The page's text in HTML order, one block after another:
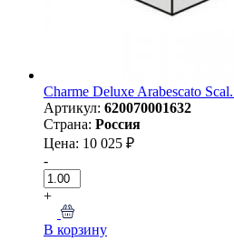
Charme Deluxe Arabescato
Артикул: 620070001632
Страна: Россия
Цена: 10 025 ₽
-
+
В корзину